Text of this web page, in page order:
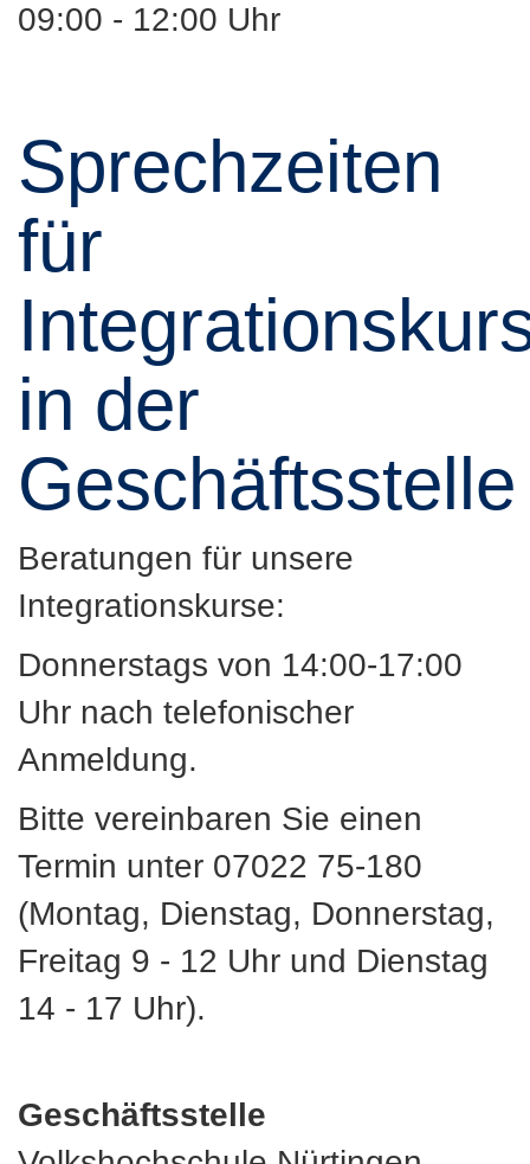
09:00 - 12:00 Uhr
Sprechzeiten
für
in der
Geschäftsstelle
Beratungen für unsere
Integrationskurse:
Donnerstags von 14:00-17:00
Uhr nach telefonischer
Anmeldung.
Bitte vereinbaren Sie einen
Termin unter 07022 75-180
(Montag, Dienstag, Donnerstag,
Freitag 9 - 12 Uhr und Dienstag
14 - 17 Uhr).
Geschäftsstelle